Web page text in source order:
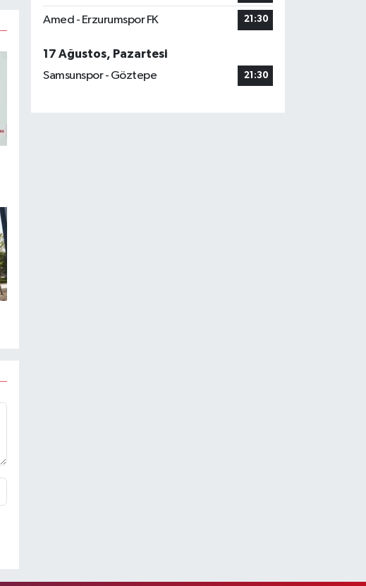
Amed - Erzurumspor FK 21:30
17 Ağustos, Pazartesi
Samsunspor - Göztepe
21:30